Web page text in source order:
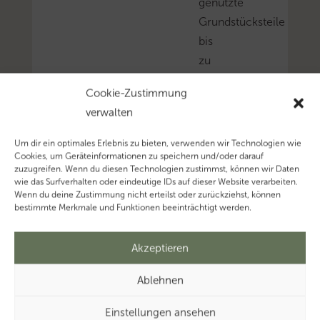
Cookie-Zustimmung
verwalten
Um dir ein optimales Erlebnis zu bieten, verwenden wir Technologien wie
Cookies, um Geräteinformationen zu speichern und/oder darauf
zuzugreifen. Wenn du diesen Technologien zustimmst, können wir Daten
wie das Surfverhalten oder eindeutige IDs auf dieser Website verarbeiten.
Wenn du deine Zustimmung nicht erteilst oder zurückziehst, können
bestimmte Merkmale und Funktionen beeinträchtigt werden.
Akzeptieren
Ablehnen
Einstellungen ansehen
Grundstücksteile
bis
zu
30
m²
oder
im
Wert
von
im